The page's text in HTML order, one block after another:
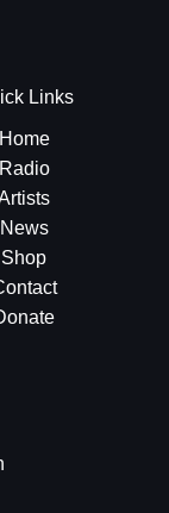
Links
Home
Radio
News
Shop